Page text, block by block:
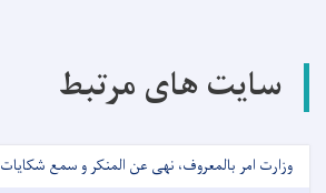
سایت های مرتبط
وزارت امر بالمعروف، نهی عن المنکر و سمع شکایات